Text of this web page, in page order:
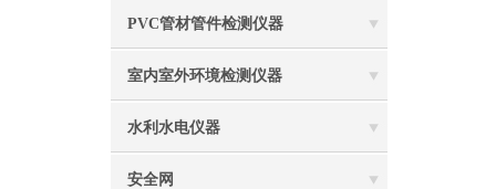
PVC管材管件检测仪器
室内室外环境检测仪器
水利水电仪器
安全网